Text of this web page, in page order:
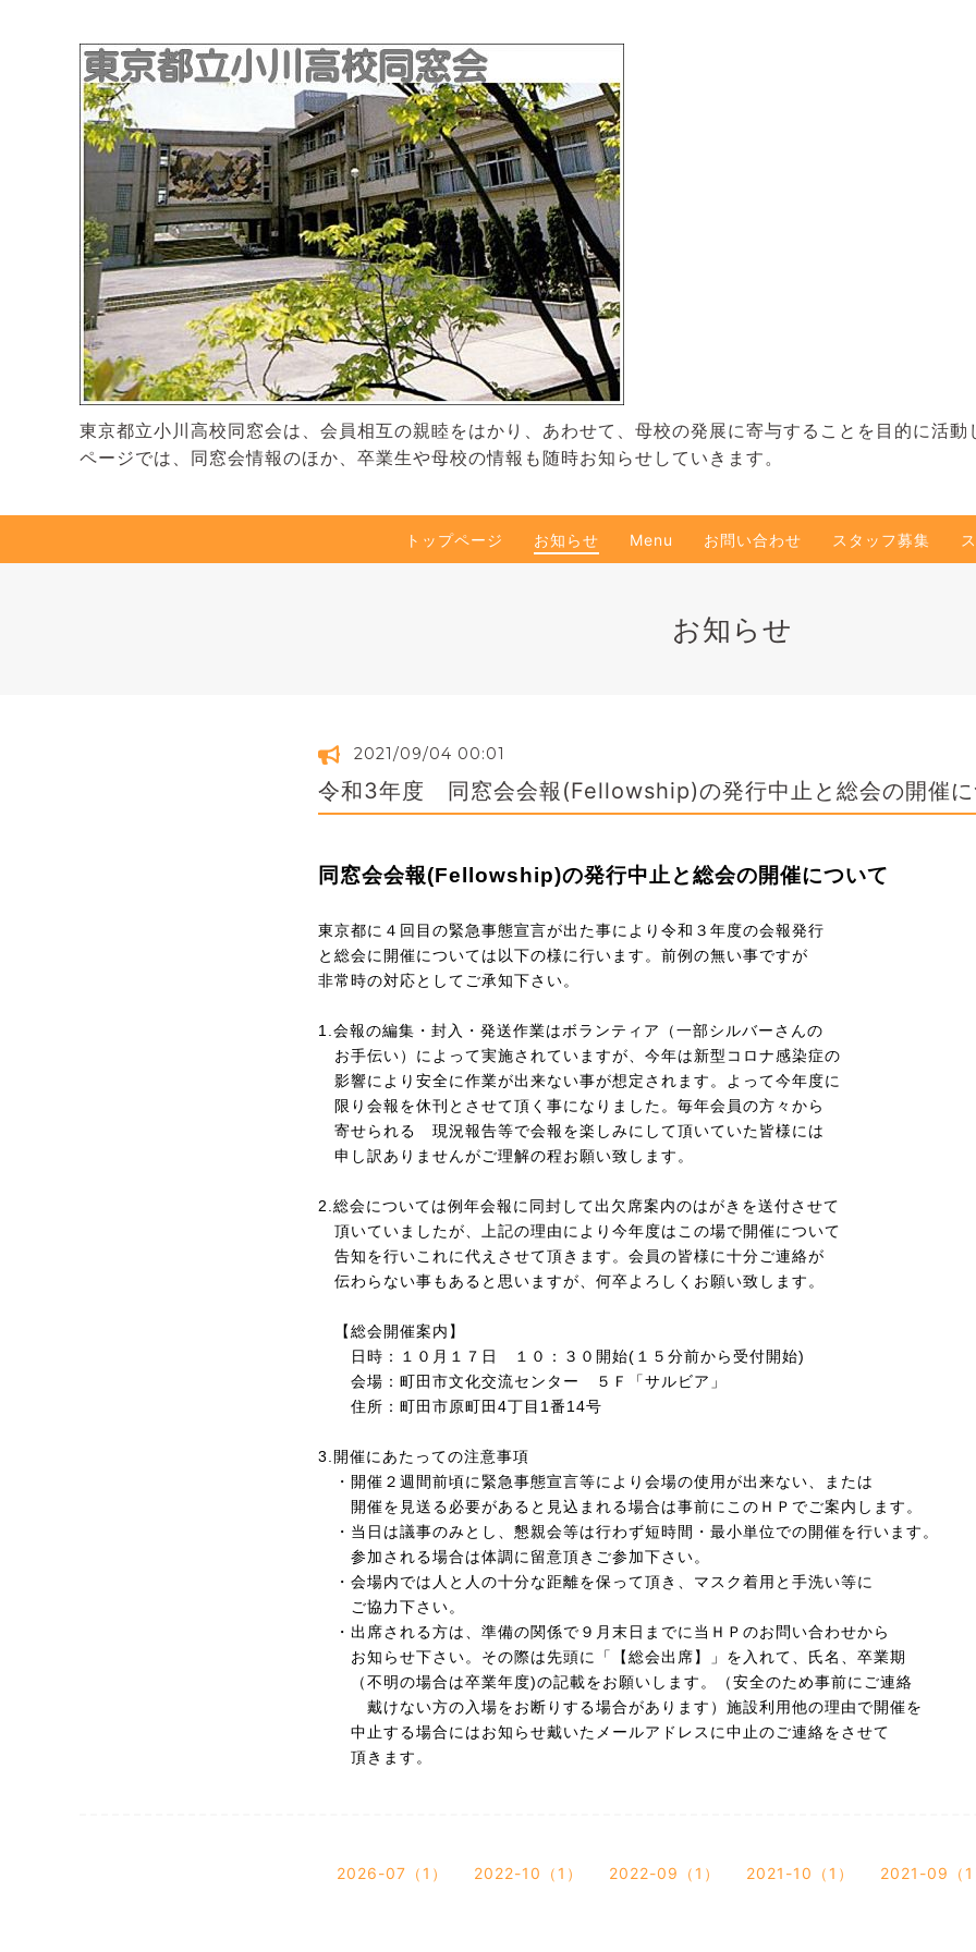
東京都立小川高校同窓会は、会員相互の親睦をはかり、あわせて、母校の発展に寄与することを目的に活動
ページでは、同窓会情報のほか、卒業生や母校の情報も随時お知らせしていきます。
トップページ お知らせ Menu お問い合わせ スタッフ募集
お知らせ
2021/09/04 00:01
令和3年度 同窓会会報(Fellowship)の発行中止と総会の開催に
同窓会会報(Fellowship)の発行中止と総会の開催について
東京都に４回目の緊急事態宣言が出た事により令和３年度の会報発行
と総会に開催については以下の様に行います。前例の無い事ですが
非常時の対応としてご承知下さい。
1.会報の編集・封入・発送作業はボランティア（一部シルバーさんの
お手伝い）によって実施されていますが、今年は新型 コロナ感染症の
影響により 安全に作業が出来ない事が想定されます。よって今年度に
限り会報を休刊とさせて頂く事になりました。毎年会員の方々から
寄せられる
現況報告等で会報を楽しみにして頂いていた皆様には
申し訳ありませんがご理解の程お願い致します 。
2.総会については例年会報に同封して出欠席案内のはがきを送付させて
頂いていましたが 、上記の理由により今年度はこの場で開催について
告知を行いこれに代えさせて頂きます。会員の皆様に十分ご連絡が
伝わらない事もあると思い ますが、何卒よろしくお願い致します。
【総会開催案内】
日時：１０月１７日 １０：３０開始(１５分前から受付開始)
会場 ： 町田市文化交流センター ５Ｆ「サルビア」
住所： 町田市原町田4丁目1番14号
3.開催にあたっての注意事項
・開催２週間前頃に緊急事態宣言等により会場の使用が出来ない、または
開催を見送る必要があると見込まれる場合は事前にこのＨＰでご案内します。
・当日は議事のみとし、懇親会等は行わず短時間・最小単位での開催を行います。
参加される場合は体調に留意頂きご参加下さい。
・会場内では人と人の十分な距離を保って頂き、マスク着用と手洗い等に
ご協力下さい。
・出席される方は、準備の関係で９月末日までに当ＨＰのお問い合わせから
お知らせ下さい。その際は先頭に「【総会出席】」を入れて、氏名、卒業期
（不明の場合は卒業年度)の記載をお願いします。（安全のため事前にご連絡
戴けない方の入場をお断りする場合があります）施設利用他の理由で開催を
中止する場合にはお知らせ戴いたメールアドレスに中止のご連絡をさせて
頂きます。
2026-07（1） 2022-10（1） 2022-09（1） 2021-10（1） 2021-09（1